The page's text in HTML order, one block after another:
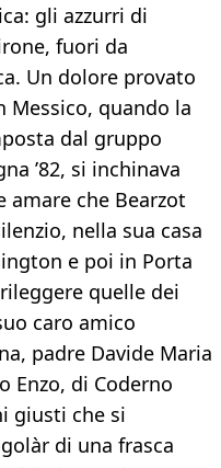
gli azzurri di
fuori da
Un dolore provato
Messico, quando la
dal gruppo
’82, si inchinava
amare che Bearzot
nella sua casa
e poi in Porta
quelle dei
caro amico
padre Davide Maria
Enzo, di Coderno
giusti che si
di una frasca